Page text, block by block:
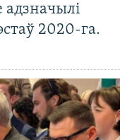
адзначылі
2020-га.